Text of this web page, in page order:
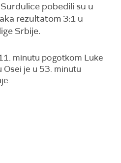
pobedili su u
rezultatom 3:1 u
Srbije.
minutu pogotkom Luke
Osei je u 53. minutu